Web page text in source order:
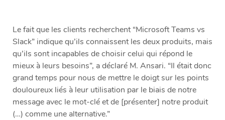
Le fait que les clients recherchent “Microsoft Teams vs
Slack” indique qu’ils connaissent les deux produits, mais
qu’ils sont incapables de choisir celui qui répond le
mieux à leurs besoins”, a déclaré M. Ansari. “Il était donc
grand temps pour nous de mettre le doigt sur les points
douloureux liés à leur utilisation par le biais de notre
message avec le mot-clé et de [présenter] notre produit
(…) comme une alternative.”